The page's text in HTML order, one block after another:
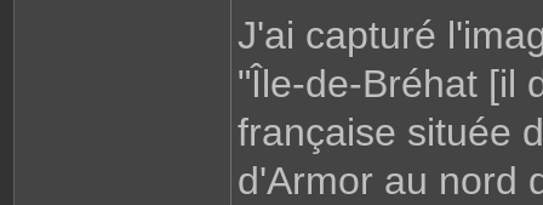
J'ai capturé
"Île-de-Bréhat [il
française située
d'Armor au nord